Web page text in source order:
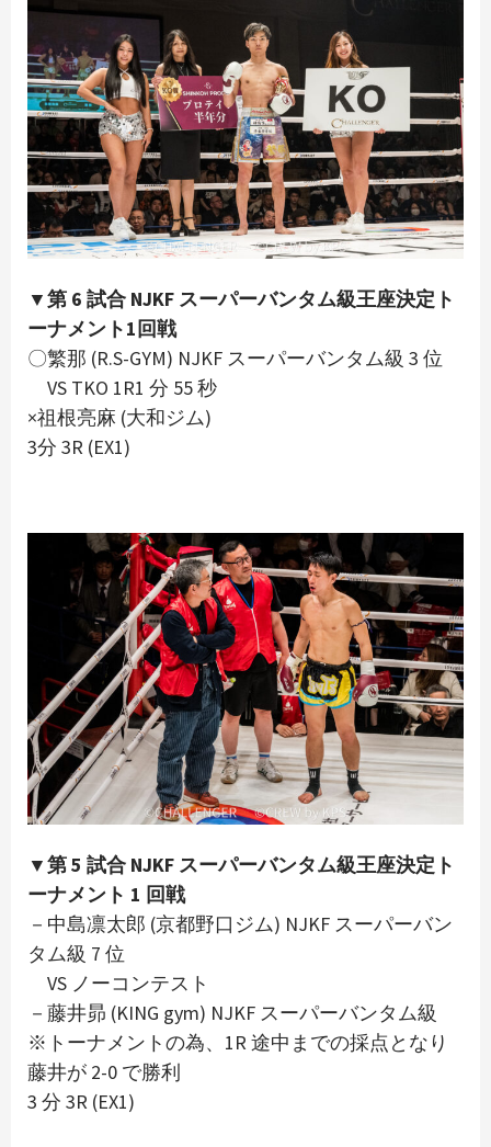
▼第 6 試合 NJKF スーパーバンタム級王座決定ト
ーナメント1回戦
〇繁那 (R.S-GYM) NJKF スーパーバンタム級 3 位
VS TKO 1R1 分 55 秒
×祖根亮麻 (大和ジム)
3分 3R (EX1)
▼第 5 試合 NJKF スーパーバンタム級王座決定ト
ーナメント 1 回戦
－中島凛太郎 (京都野口ジム) NJKF スーパーバン
タム級 7 位
VS ノーコンテスト
－藤井昴 (KING gym) NJKF スーパーバンタム級
※トーナメントの為、1R 途中までの採点となり
藤井が 2-0 で勝利
3 分 3R (EX1)